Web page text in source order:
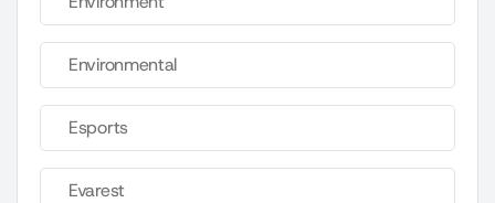
Environmental
Esports
Evarest